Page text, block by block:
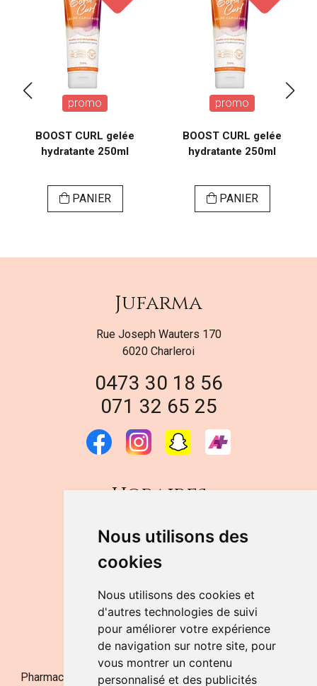
Nous utilisons des
cookies
Nous utilisons des cookies et
d'autres technologies de suivi
pour améliorer votre expérience
de navigation sur notre site, pour
vous montrer un contenu
personnalisé et des publicités
promo
BOOST CURL gelée
hydratante 250ml
PANIER
promo
BOOST CURL gelée
hydratante 250ml
PANIER
Jufarma
Rue Joseph Wauters 170
6020 Charleroi
0473 30 18 56
071 32 65 25
Horaires
DU LUNDI AU VENDREDI
de 9h à 12h30 et de 14h à 18h
LE SAMEDI
de 9h à 12h30
NOUS CONTACTER
Pharmacie Jufarma - Fatima Abachra - APB 521704 - N°